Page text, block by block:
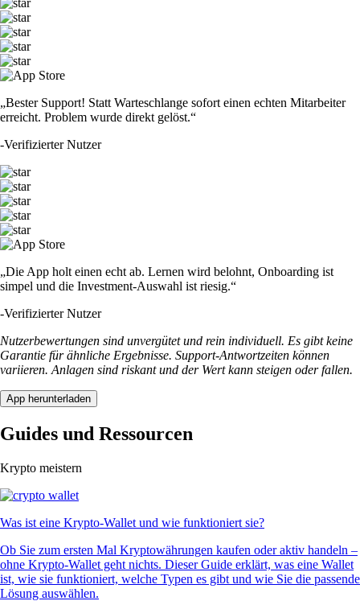
„Bester Support! Statt Warteschlange sofort einen echten Mitarbeiter
erreicht. Problem wurde direkt gelöst.“
-Verifizierter Nutzer
„Die App holt einen echt ab. Lernen wird belohnt, Onboarding ist
simpel und die Investment-Auswahl ist riesig.“
-Verifizierter Nutzer
Nutzerbewertungen sind unvergütet und rein individuell. Es gibt keine
Garantie für ähnliche Ergebnisse. Support-Antwortzeiten können
variieren. Anlagen sind riskant und der Wert kann steigen oder fallen.
App herunterladen
Guides und Ressourcen
Krypto meistern
Was ist eine Krypto-Wallet und wie funktioniert sie?
Ob Sie zum ersten Mal Kryptowährungen kaufen oder aktiv handeln –
ohne Krypto-Wallet geht nichts. Dieser Guide erklärt, was eine Wallet
ist, wie sie funktioniert, welche Typen es gibt und wie Sie die passende
Lösung auswählen.